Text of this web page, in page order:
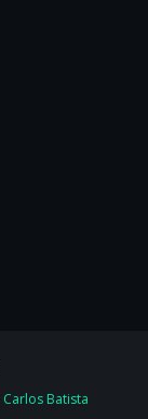
Carlos Batista